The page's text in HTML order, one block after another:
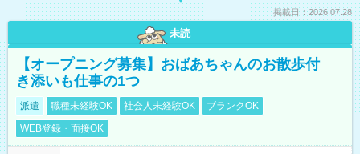
掲載日：2026.07.28
未読
【オープニング募集】おばあちゃんのお散歩付
き添いも仕事の1つ
派遣 職種未経験OK 社会人未経験OK
ブランクOK
WEB登録・面接OK